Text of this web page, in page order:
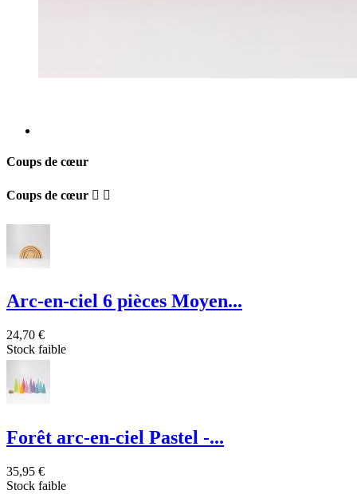
Coups de cœur
Coups de cœur  
Arc-en-ciel 6 pièces Moyen...
24,70 €
Stock faible
Forêt arc-en-ciel Pastel -...
35,95 €
Stock faible